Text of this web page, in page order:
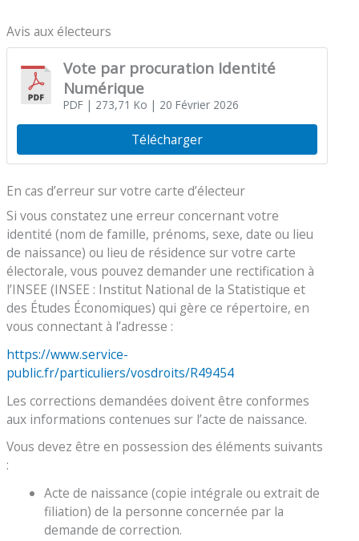
Avis aux électeurs
Vote par procuration Identité
Numérique
PDF| 273,71 Ko | 20 Février 2026
Télécharger
En cas d’erreur sur votre carte d’électeur
Si vous constatez une erreur concernant votre
identité (nom de famille, prénoms, sexe, date ou lieu
de naissance) ou lieu de résidence sur votre carte
électorale, vous pouvez demander une rectification à
l’INSEE (INSEE : Institut National de la Statistique et
des Études Économiques) qui gère ce répertoire, en
vous connectant à l’adresse :
https://www.service-
public.fr/particuliers/vosdroits/R49454
Les corrections demandées doivent être conformes
aux informations contenues sur l’acte de naissance.
Vous devez être en possession des éléments suivants
:
Acte de naissance (copie intégrale ou extrait de
filiation) de la personne concernée par la
demande de correction.